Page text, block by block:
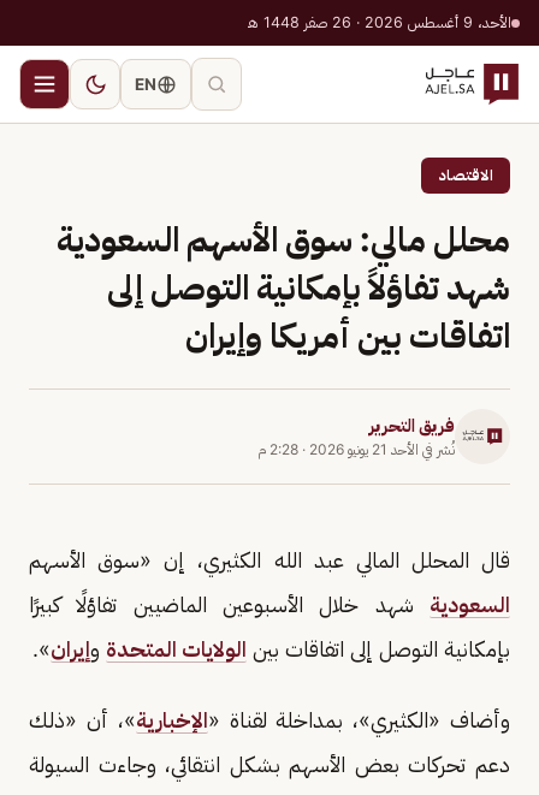
الأحد، 9 أغسطس 2026 · 26 صفر 1448 هـ
EN
الاقتصاد
محلل مالي: سوق الأسهم السعودية
شهد تفاؤلاً بإمكانية التوصل إلى
اتفاقات بين أمريكا وإيران
فريق التحرير
نُشر في الأحد 21 يونيو 2026 · 2:28 م
قال المحلل المالي عبد الله الكثيري، إن «سوق الأسهم
السعودية شهد خلال الأسبوعين الماضيين تفاؤلًا كبيرًا
بإمكانية التوصل إلى اتفاقات بين الولايات المتحدة وإيران».
وأضاف «الكثيري»، بمداخلة لقناة «الإخبارية»، أن «ذلك
دعم تحركات بعض الأسهم بشكل انتقائي، وجاءت السيولة